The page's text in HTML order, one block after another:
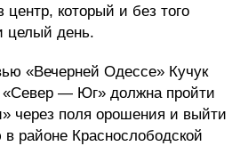
центр, который и без того
целый день.
«Вечерней Одессе» Кучук
— Юг» должна пройти
через поля орошения и выйти
районе Краснослободской